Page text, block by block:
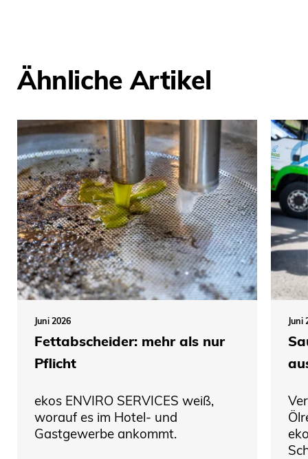
Ähnliche Artikel
Juni 2026
Fettabscheider: mehr als nur
Pflicht
ekos ENVIRO SERVICES weiß,
worauf es im Hotel- und
Gastgewerbe ankommt.
Juni